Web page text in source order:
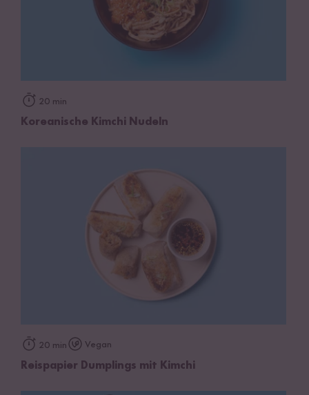
20 min
Koreanische Kimchi Nudeln
20 min Vegan
Reispapier Dumplings mit Kimchi